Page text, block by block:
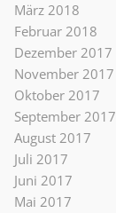
März 2018
Februar 2018
Dezember 2017
November 2017
Oktober 2017
September 2017
August 2017
Juli 2017
Juni 2017
Mai 2017